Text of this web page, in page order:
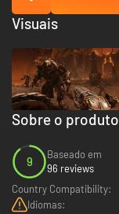
Sobre o produto
9
Baseado em
96 reviews
Country Compatibility:
Idiomas:
Visuais